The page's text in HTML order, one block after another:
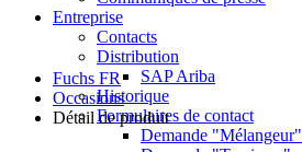
Entreprise
Contacts
Distribution
SAP Ariba
Historique
Formulaires de contact
Demande "Mélangeur"
Fuchs FR
Occasions
Détail de produit